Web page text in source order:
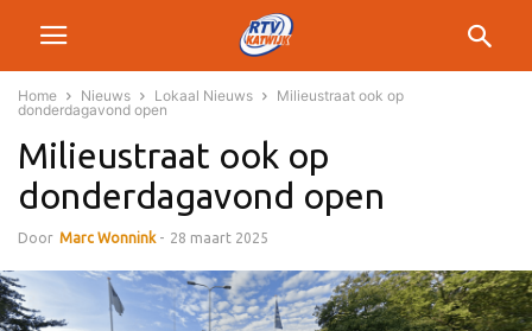
Home Nieuws Lokaal Nieuws
Milieustraat ook op
donderdagavond open
Milieustraat ook op
donderdagavond open
Door Marc Wonnink - 28 maart 2025